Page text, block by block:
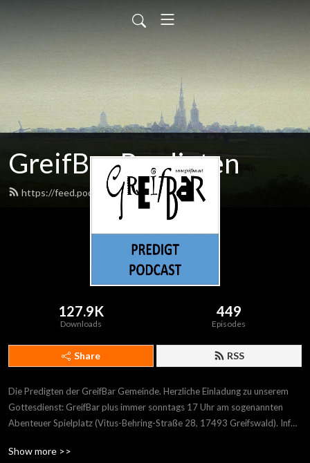
GreifBar Predigten
https://feed.podbean.com/greifbar/feed.xml
127.9K
Downloads
449
Episodes
Share RSS
Die Predigten der GreifBar Gemeinde. Herzliche Einladung zu unserem
Gottesdienst: GreifBar plus immer sonntags 17 Uhr am sogenannten
Abenteuer Spielplatz (Vitus-Behring-Straße 28, 17493 Greifswald). Infos
Show more >>